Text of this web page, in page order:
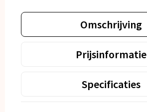
Omschrijving
Prijsinformatie
Specificaties